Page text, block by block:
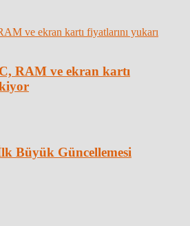
RAM ve ekran kartı
Büyük Güncellemesi